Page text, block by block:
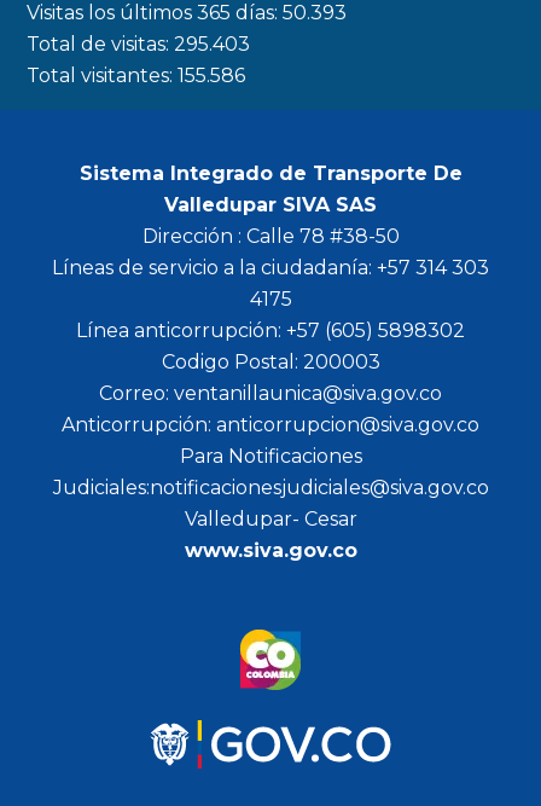
m
Visitas los últimos 365 días:50.393
Total de visitas:295.403
Total visitantes:155.586
Sistema Integrado de Transporte De
Valledupar SIVA SAS
Dirección : Calle 78 #38-50
Líneas de servicio a la ciudadanía: +57 314 303
4175
Línea anticorrupción: +57 (605) 5898302
Codigo Postal: 200003
Correo: ventanillaunica@siva.gov.co
Anticorrupción: anticorrupcion@siva.gov.co
Para Notificaciones
Judiciales:notificacionesjudiciales@siva.gov.co
Valledupar- Cesar
www.siva.gov.co